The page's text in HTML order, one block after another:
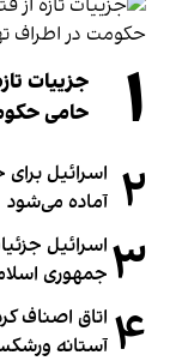
۱
جزییات
حامی
۲ اسرائیل
آماده می‌شود
۳ اسرائیل
جمهوری
۴ آستانه